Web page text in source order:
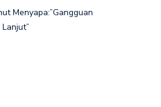
Menyapa:”Gangguan